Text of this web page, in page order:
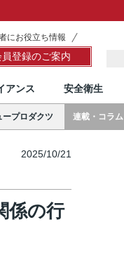
にお役立ち情報
員登録のご案内
アンス 安全衛生
ープロダクツ 連載・コラム
2025/10/21
係の行